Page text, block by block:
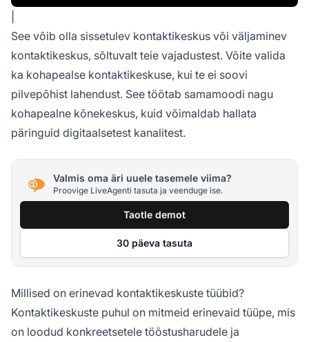
See võib olla sissetulev kontaktikeskus või väljaminev
kontaktikeskus, sõltuvalt teie vajadustest. Võite valida
ka kohapealse kontaktikeskuse, kui te ei soovi
pilvepõhist lahendust. See töötab samamoodi nagu
kohapealne kõnekeskus, kuid võimaldab hallata
päringuid digitaalsetest kanalitest.
Valmis oma äri uuele tasemele viima?
Proovige LiveAgenti tasuta ja veenduge ise.
Taotle demot
30 päeva tasuta
Millised on erinevad kontaktikeskuste tüübid?
Kontaktikeskuste puhul on mitmeid erinevaid tüüpe, mis
on loodud konkreetsetele tööstusharudele ja